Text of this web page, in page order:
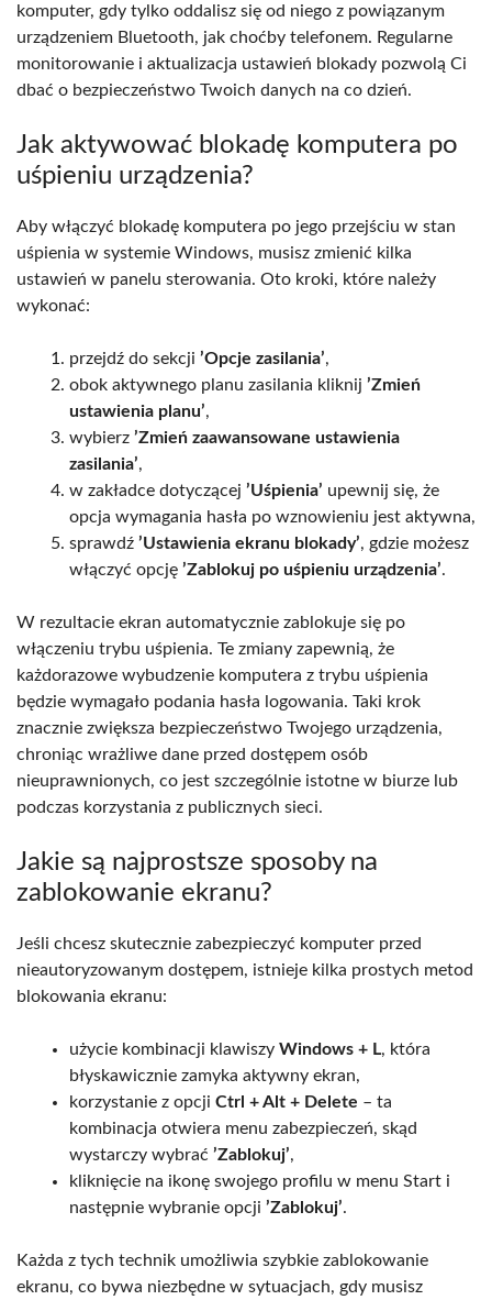
komputer, gdy tylko oddalisz się od niego z powiązanym
urządzeniem Bluetooth, jak choćby telefonem. Regularne
monitorowanie i aktualizacja ustawień blokady pozwolą Ci
dbać o bezpieczeństwo Twoich danych na co dzień.
Jak aktywować blokadę komputera po
uśpieniu urządzenia?
Aby włączyć blokadę komputera po jego przejściu w stan
uśpienia w systemie Windows, musisz zmienić kilka
ustawień w panelu sterowania. Oto kroki, które należy
wykonać:
przejdź do sekcji ’Opcje zasilania’,
obok aktywnego planu zasilania kliknij ’Zmień
ustawienia planu’,
wybierz ’Zmień zaawansowane ustawienia
zasilania’,
w zakładce dotyczącej ’Uśpienia’ upewnij się, że
opcja wymagania hasła po wznowieniu jest aktywna,
sprawdź ’Ustawienia ekranu blokady’, gdzie możesz
włączyć opcję ’Zablokuj po uśpieniu urządzenia’.
W rezultacie ekran automatycznie zablokuje się po
włączeniu trybu uśpienia. Te zmiany zapewnią, że
każdorazowe wybudzenie komputera z trybu uśpienia
będzie wymagało podania hasła logowania. Taki krok
znacznie zwiększa bezpieczeństwo Twojego urządzenia,
chroniąc wrażliwe dane przed dostępem osób
nieuprawnionych, co jest szczególnie istotne w biurze lub
podczas korzystania z publicznych sieci.
Jakie są najprostsze sposoby na
zablokowanie ekranu?
Jeśli chcesz skutecznie zabezpieczyć komputer przed
nieautoryzowanym dostępem, istnieje kilka prostych metod
blokowania ekranu:
użycie kombinacji klawiszy Windows + L, która
błyskawicznie zamyka aktywny ekran,
korzystanie z opcji Ctrl + Alt + Delete – ta
kombinacja otwiera menu zabezpieczeń, skąd
wystarczy wybrać ’Zablokuj’,
kliknięcie na ikonę swojego profilu w menu Start i
następnie wybranie opcji ’Zablokuj’.
Każda z tych technik umożliwia szybkie zablokowanie
ekranu, co bywa niezbędne w sytuacjach, gdy musisz